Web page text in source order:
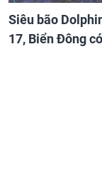
Siêu bão
17, Biển Đông